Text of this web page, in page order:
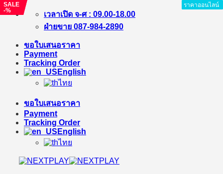
Skip
เวลาเปิด จ-ศ : 09.00-18.00
ฝ่ายขาย 087-984-2890
ขอใบเสนอราคา
Payment
Tracking Order
English
ไทย
ขอใบเสนอราคา
Payment
Tracking Order
English
ไทย
ราคาออนไลน์
ราคาออนไลน์
SALE
-%
ราคาออนไลน์
ราคาออนไลน์
ราคาออนไลน์
SALE
-%
ราคาออนไลน์
ราคาออนไลน์